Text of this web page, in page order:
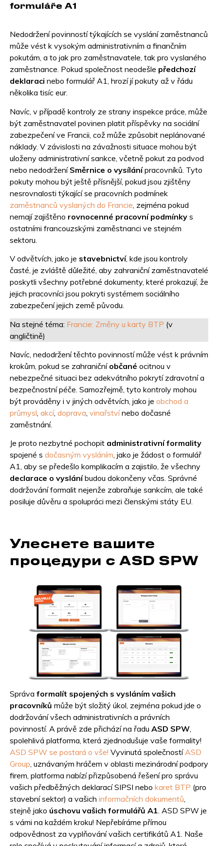
formuláře A1
Nedodržení povinností týkajících se vyslání zaměstnanců
může vést k vysokým administrativním a finančním
pokutám, a to jak pro zaměstnavatele, tak pro vyslaného
zaměstnance. Pokud společnost neodešle předchozí
deklaraci nebo formulář A1, hrozí jí pokuty až v řádu
několika tisíc eur.
Navíc, v případě kontroly ze strany inspekce práce, může
být zaměstnavatel povinen platit příspěvky na sociální
zabezpečení ve Francii, což může způsobit neplánované
náklady. V závislosti na závažnosti situace mohou být
uloženy administrativní sankce, včetně pokut za podvod
nebo nedodržení Směrnice o vysílánípracovníků. Tyto
pokuty mohou být ještě přísnější, pokud jsou zjištěny
nesrovnalosti týkající se pracovních podmínek
zaměstnanců vyslaných do Francie , zejména pokud
nemají zajištěno rovnocenné pracovní podmínky s
ostatními francouzskými zaměstnanci ve stejném
sektoru.
V odvětvích, jako je stavebnictví, kde jsou kontroly
časté, je zvláště důležité, aby zahraniční zaměstnavatelé
poskytli všechny potřebné dokumenty, které prokazují, že
jejich pracovníci jsou pokryti systémem sociálního
zabezpečení jejich země původu.
Na stejné téma: Francie: Změny u karty BTP (v
angličtině)
Navíc, nedodržení těchto povinností může vést k právním
krokům, pokud se zahraniční občané ocitnou v
nebezpečné situaci bez adekvátního pokrytí zdravotní a
bezpečnostní péče. Samozřejmě, tyto kontroly mohou
být prováděny i v jiných odvětvích, jako je obchod a
průmysl akcí, doprava vinařstvínebo dočasné
zaměstnání.
Je proto nezbytné pochopit administrativní formality
spojené s dočasným vysláním, jako je žádost o formulář
A1, aby se předešlo komplikacím a zajistilo, že všechny
declarace o vysláníbudou dokončeny včas. Správné
dodržování formalit nejenže zabraňuje sankcím, ale také
posiluje důvěru a spolupráci mezi členskými státy EU.
Улеснете вашите
процедури с ASD SPW
Správa formalít spojených s vysláním vašich
pracovníků může být složitý úkol, zejména pokud jde o
dodržování všech administrativních a právních
povinností. A právě zde přichází na řadu ASD SPW,
spolehlivá platforma, která zjednodušuje vaše formality!
ASD SPW se postará o vše! Vyvinutá společnostíASD
Group, uznávaným hráčem v oblasti mezinárodní podpory
firem, platforma nabízí přizpůsobená řešení pro správu
vašich předběžných deklarací SIPSI nebo karet BTP (pro
stavební sektor) a vašich informačních dokumentů,
stejně jako úschovu vašich formulářů A1. ASD SPW je
s vámi na každém kroku! Nepřebíráme přímou
odpovědnost za vyplňování vašich certifikátů A1. Naše